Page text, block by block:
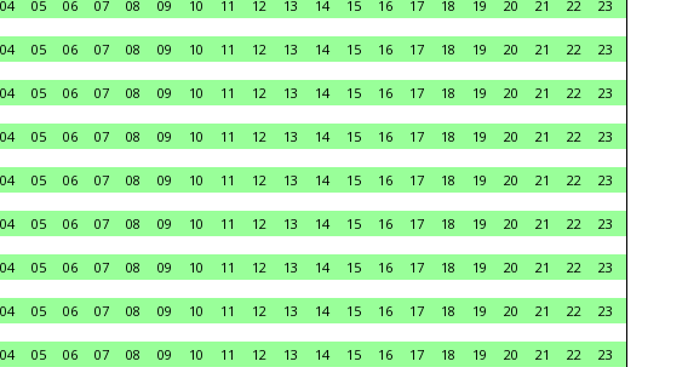
04 05 06 07 08 09 10 11 12 13 14 15 16 17 18 19 20 21 22 23
04 05 06 07 08 09 10 11 12 13 14 15 16 17 18 19 20 21 22 23
04 05 06 07 08 09 10 11 12 13 14 15 16 17 18 19 20 21 22 23
04 05 06 07 08 09 10 11 12 13 14 15 16 17 18 19 20 21 22 23
04 05 06 07 08 09 10 11 12 13 14 15 16 17 18 19 20 21 22 23
04 05 06 07 08 09 10 11 12 13 14 15 16 17 18 19 20 21 22 23
04 05 06 07 08 09 10 11 12 13 14 15 16 17 18 19 20 21 22 23
04 05 06 07 08 09 10 11 12 13 14 15 16 17 18 19 20 21 22 23
04 05 06 07 08 09 10 11 12 13 14 15 16 17 18 19 20 21 22 23